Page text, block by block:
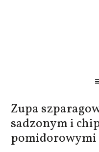
Zupa
sadzonym i
pomidorowymi